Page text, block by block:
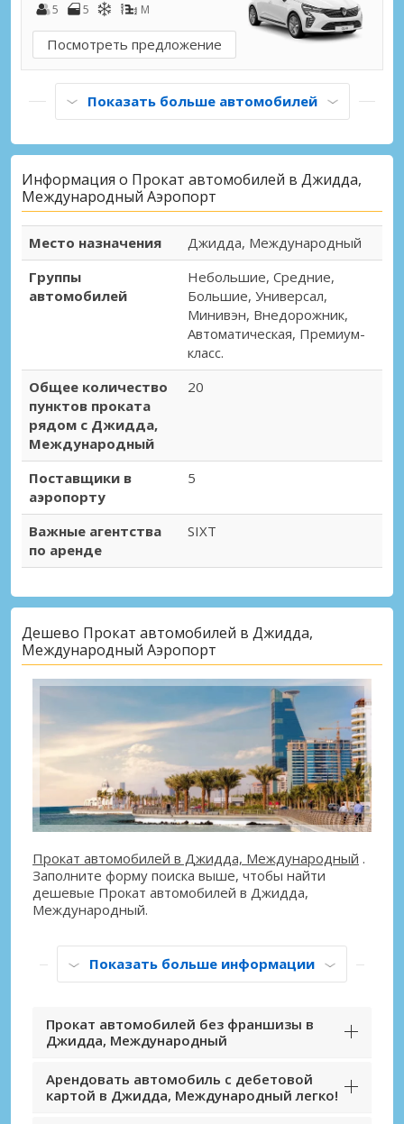
5
5 M
Посмотреть предложение
Показать больше автомобилей
Информация о Прокат автомобилей в Джидда,
Международный Аэропорт
Место назначения
Джидда, Международный
Группы
автомобилей
Небольшие, Средние,
Большие, Универсал,
Минивэн, Внедорожник,
Автоматическая, Премиум-
класс.
Общее количество
пунктов проката
рядом с Джидда,
Международный
20
Поставщики в
аэропорту
5
Важные агентства
по аренде
SIXT
Дешево Прокат автомобилей в Джидда,
Международный Аэропорт
Прокат автомобилей в Джидда, Международный .
Заполните форму поиска выше, чтобы найти
дешевые Прокат автомобилей в Джидда,
Международный.
Показать больше информации
Прокат автомобилей без франшизы в
Джидда, Международный
Арендовать автомобиль с дебетовой
картой в Джидда, Международный легко!